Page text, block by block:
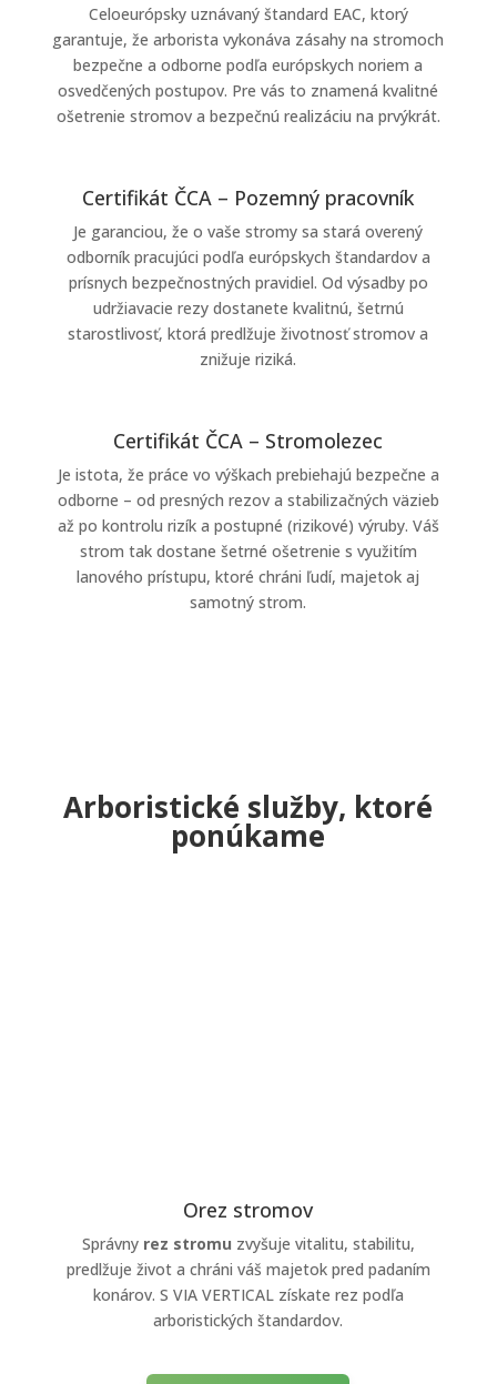
Celoeurópsky uznávaný štandard EAC, ktorý
garantuje, že arborista vykonáva zásahy na stromoch
bezpečne a odborne podľa európskych noriem a
osvedčených postupov. Pre vás to znamená kvalitné
ošetrenie stromov a bezpečnú realizáciu na prvýkrát.
Certifikát ČCA – Pozemný pracovník
Je garanciou, že o vaše stromy sa stará overený
odborník pracujúci podľa európskych štandardov a
prísnych bezpečnostných pravidiel. Od výsadby po
udržiavacie rezy dostanete kvalitnú, šetrnú
starostlivosť, ktorá predlžuje životnosť stromov a
znižuje riziká.
Certifikát ČCA – Stromolezec
Je istota, že práce vo výškach prebiehajú bezpečne a
odborne – od presných rezov a stabilizačných väzieb
až po kontrolu rizík a postupné (rizikové) výruby. Váš
strom tak dostane šetrné ošetrenie s využitím
lanového prístupu, ktoré chráni ľudí, majetok aj
samotný strom.
Arboristické služby, ktoré
ponúkame
Orez stromov
Správny rez stromu zvyšuje vitalitu, stabilitu,
predlžuje život a chráni váš majetok pred padaním
konárov. S VIA VERTICAL získate rez podľa
arboristických štandardov.